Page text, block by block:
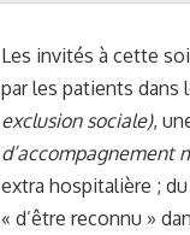
Les invités à cette
par les patients dans
exclusion sociale),
d’accompagnement
extra hospitalière ;
« d’être reconnu »